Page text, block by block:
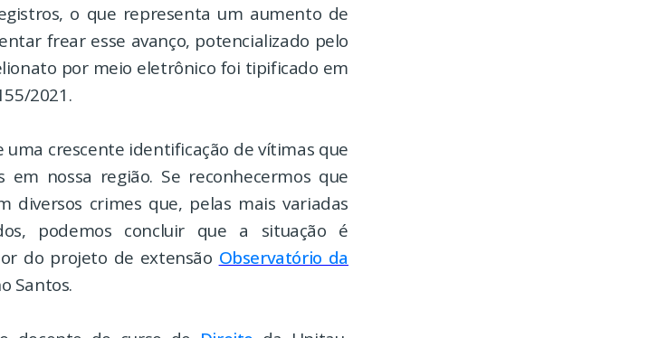
o que representa um aumento de
frear esse avanço, potencializado pelo
por meio eletrônico foi tipificado em
2021.
uma crescente identificação de vítimas que
em nossa região. Se reconhecermos que
diversos crimes que, pelas mais variadas
podemos concluir que a situação é
do projeto de extensão Observatório da
Santos.